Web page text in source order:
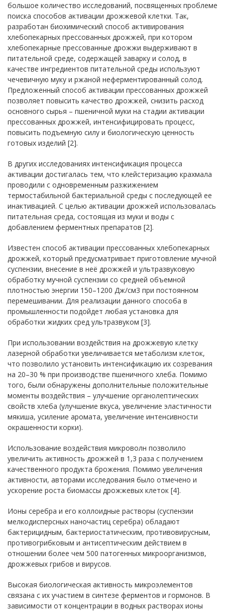
большое количество исследований, посвященных проблеме
поиска способов активации дрожжевой клетки. Так,
разработан биохимический способ активирования
хлебопекарных прессованных дрожжей, при котором
хлебопекарные прессованные дрожжи выдерживают в
питательной среде, содержащей заварку и солод, в
качестве ингредиентов питательной среды используют
чечевичную муку и ржаной неферментированный солод.
Предложенный способ активации прессованных дрожжей
позволяет повысить качество дрожжей, снизить расход
основного сырья – пшеничной муки на стадии активации
прессованных дрожжей, интенсифицировать процесс,
повысить подъемную силу и биологическую ценность
готовых изделий [2].
В других исследованиях интенсификация процесса
активации достигалась тем, что клейстеризацию крахмала
проводили с одновременным разжижением
термостабильной бактериальной среды с последующей ее
инактивацией. С целью активации дрожжей использовалась
питательная среда, состоящая из муки и воды с
добавлением ферментных препаратов [2].
Известен способ активации прессованных хлебопекарных
дрожжей, который предусматривает приготовление мучной
суспензии, внесение в неё дрожжей и ультразвуковую
обработку мучной суспензии со средней объемной
плотностью энергии 150–1200 Дж/см3 при постоянном
перемешивании. Для реализации данного способа в
промышленности подойдет любая установка для
обработки жидких сред ультразвуком [3].
При использовании воздействия на дрожжевую клетку
лазерной обработки увеличивается метаболизм клеток,
что позволило установить интенсификацию их созревания
на 20–30 % при производстве пшеничного хлеба. Помимо
того, были обнаружены дополнительные положительные
моменты воздействия – улучшение органолептических
свойств хлеба (улучшение вкуса, увеличение эластичности
мякиша, усиление аромата, увеличение интенсивности
окрашенности корки).
Использование воздействия микроволн позволило
увеличить активность дрожжей в 1,3 раза с получением
качественного продукта брожения. Помимо увеличения
активности, авторами исследования было отмечено и
ускорение роста биомассы дрожжевых клеток [4].
Ионы серебра и его коллоидные растворы (суспензии
мелкодисперсных наночастиц серебра) обладают
бактерицидным, бактериостатическим, противовирусным,
противогрибковым и антисептическим действием в
отношении более чем 500 патогенных микроорганизмов,
дрожжевых грибов и вирусов.
Высокая биологическая активность микроэлементов
связана с их участием в синтезе ферментов и гормонов. В
зависимости от концентрации в водных растворах ионы